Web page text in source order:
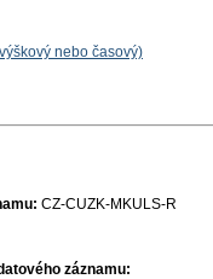
nebo časový)
CZ-CUZK-MKULS-R
záznamu: